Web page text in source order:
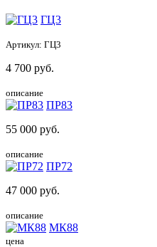
ГЦ3
Артикул: ГЦ3
4 700 руб.
описание
ПР83
55 000 руб.
описание
ПР72
47 000 руб.
описание
МК88
цена